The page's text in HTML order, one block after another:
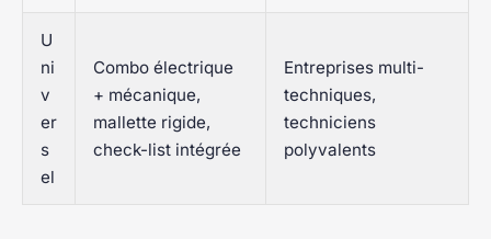
U
ni
v
er
s
el
Combo électrique
+ mécanique,
mallette rigide,
check-list intégrée
Entreprises multi-
techniques,
techniciens
polyvalents